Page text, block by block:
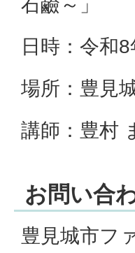
石鹼～」
日時：令和
場所：豊見
講師：豊村
お問い合
豊見城市フ